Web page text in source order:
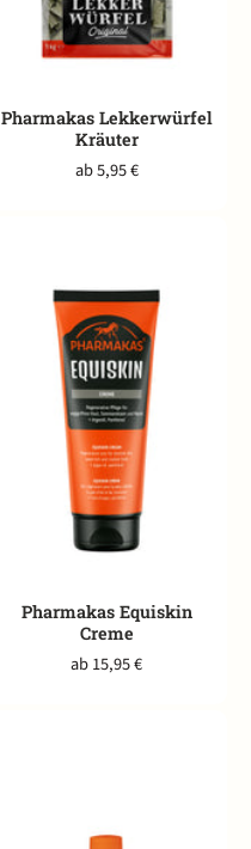
Pharmakas Lekkerwürfel
Kräuter
ab 5,95 €
Pharmakas Equiskin
Creme
ab 15,95 €